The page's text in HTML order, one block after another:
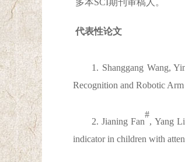
多本SCI期刊审稿人。
代表性论文
1. Shanggang Wang,
Recognition and Robotic
2. Jianing Fan
#
, Yang
indicator in children with